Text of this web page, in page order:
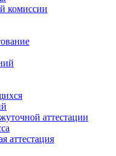
комиссии
аттестации
аттестация